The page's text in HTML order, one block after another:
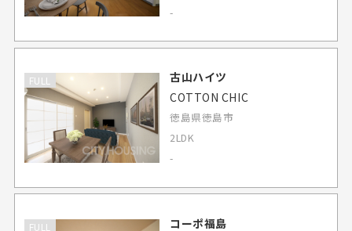
-
FULL
古山ハイツ
COTTON CHIC
徳島県徳島市
2LDK
-
FULL
コーポ福島